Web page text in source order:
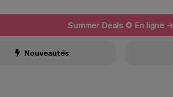
Summer Deals 🌻 En ligne →
Nouveautés